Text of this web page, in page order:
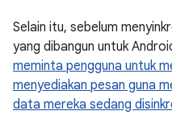
Selain itu, sebelum
yang dibangun untuk
meminta pengguna untuk
menyediakan pesan guna
data mereka sedang